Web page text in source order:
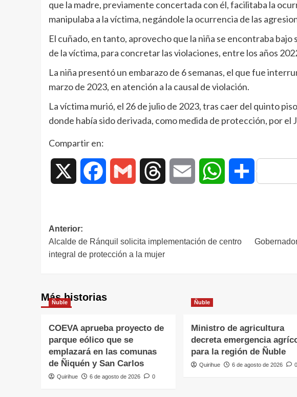
que la madre, previamente concertada con él, facilitaba la
manipulaba a la víctima, negándole la ocurrencia de las
El cuñado, en tanto, aprovecho que la niña se encontraba bajo
de la víctima, para concretar las violaciones, entre los años
La niña presentó un embarazo de 6 semanas, el que fue
marzo de 2023, en atención a la causal de violación.
La víctima murió, el 26 de julio de 2023, tras caer del quinto
donde había sido derivada, como medida de protección, por el
Compartir en:
Facebook Gmail Threads Email WhatsAppCompartir
Anterior:
Alcalde de Ránquil solicita implementación de centro
integral de protección a la mujer
Más historias
Ñuble
COEVA aprueba proyecto de
parque eólico que se
emplazará en las comunas
de Ñiquén y San Carlos
Quirihue 6 de agosto de 2026 0
Ñuble
Ministro de agricultura
decreta emergencia
para la región de Ñuble
Quirihue 6 de agosto de 2026 0